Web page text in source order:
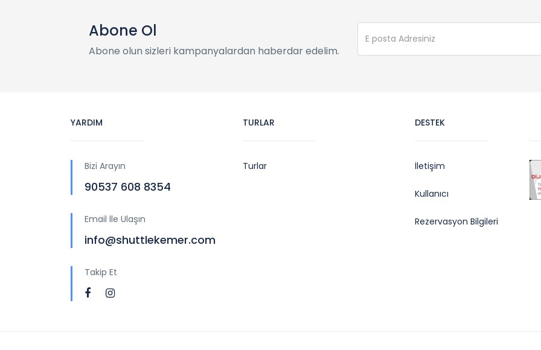
Abone Ol
Abone olun sizleri kampanyalardan haberdar edelim.
YARDIM
Bizi Arayın
90537 608 8354
Email İle Ulaşın
info@shuttlekemer.com
Takip Et
TURLAR
Turlar
DESTEK
İletişim
Kullanıcı
Rezervasyon Bilgileri